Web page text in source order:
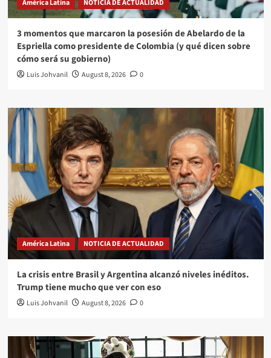
América Latina NOTICIA DE ACTUALIDAD
3 momentos que marcaron la posesión de Abelardo de la
Espriella como presidente de Colombia (y qué dicen sobre
cómo será su gobierno)
Luis Johvanil August 8, 2026 0
América Latina NOTICIA DE ACTUALIDAD
La crisis entre Brasil y Argentina alcanzó niveles inéditos.
Trump tiene mucho que ver con eso
Luis Johvanil August 8, 2026 0